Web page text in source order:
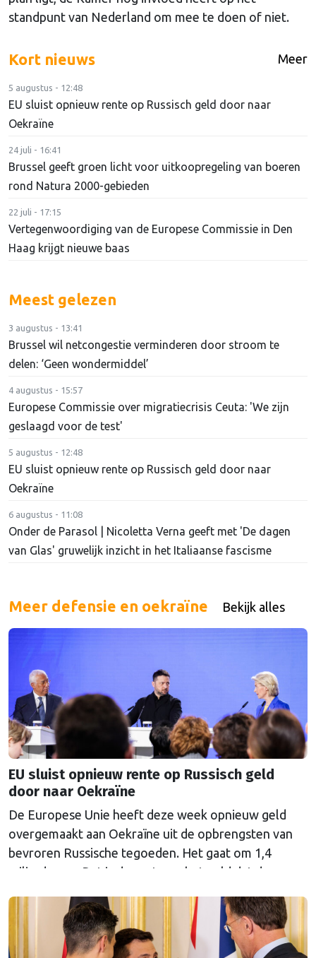
standpunt van Nederland om mee te doen of niet.
Kort nieuws Meer
5 augustus - 12:48
EU sluist opnieuw rente op Russisch geld door naar
Oekraïne
24 juli - 16:41
Brussel geeft groen licht voor uitkoopregeling van boeren
rond Natura 2000-gebieden
22 juli - 17:15
Vertegenwoordiging van de Europese Commissie in Den
Haag krijgt nieuwe baas
Meest gelezen
3 augustus - 13:41
Brussel wil netcongestie verminderen door stroom te
delen: ‘Geen wondermiddel’
4 augustus - 15:57
Europese Commissie over migratiecrisis Ceuta: 'We zijn
geslaagd voor de test'
5 augustus - 12:48
EU sluist opnieuw rente op Russisch geld door naar
Oekraïne
6 augustus - 11:08
Onder de Parasol | Nicoletta Verna geeft met 'De dagen
van Glas' gruwelijk inzicht in het Italiaanse fascisme
Meer defensie en oekraïne Bekijk alles
EU sluist opnieuw rente op Russisch geld
door naar Oekraïne
De Europese Unie heeft deze week opnieuw geld
overgemaakt aan Oekraïne uit de opbrengsten van
bevroren Russische tegoeden. Het gaat om 1,4
miljard euro. Dat is de rente op het geld dat de
Euroclear parkeerde. De EU bevroor dat geld na de
Russische inval in Oekraïne. Het …
Continued